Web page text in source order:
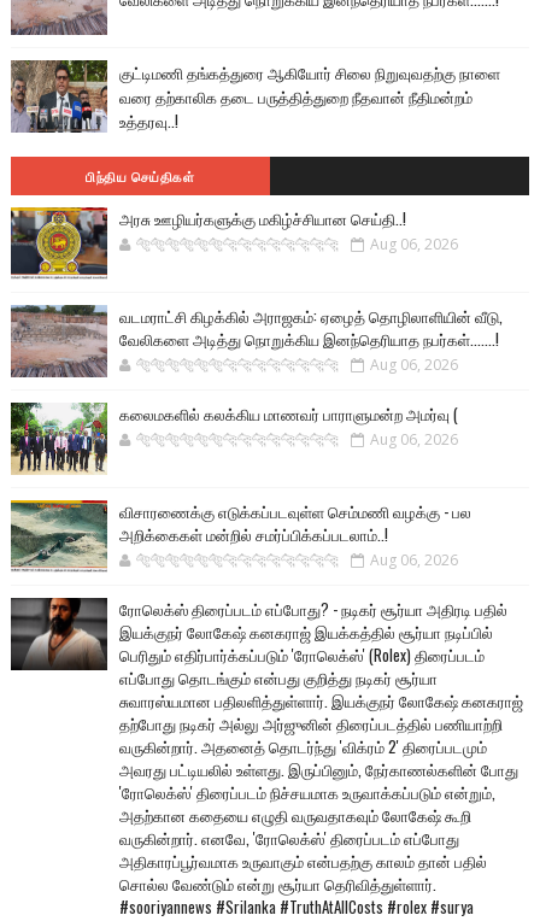
குட்டிமணி தங்கத்துரை ஆகியோர் சிலை நிறுவுவதற்கு நாளை
வரை தற்காலிக தடை பருத்தித்துறை நீதவான் நீதிமன்றம்
உத்தரவு..!
பிந்திய செய்திகள்
அரசு ஊழியர்களுக்கு மகிழ்ச்சியான செய்தி..!
🐅🐅🐅🐅🐅🐅🐆🐆🐆🐆🐆🐆🐆🐆 Aug 06, 2026
வடமராட்சி கிழக்கில் அராஜகம்: ஏழைத் தொழிலாளியின் வீடு,
வேலிகளை அடித்து நொறுக்கிய இனந்தெரியாத நபர்கள்.......!
🐅🐅🐅🐅🐅🐅🐆🐆🐆🐆🐆🐆🐆🐆 Aug 06, 2026
கலைமகளில் கலக்கிய மாணவர் பாராளுமன்ற அமர்வு (
🐅🐅🐅🐅🐅🐅🐆🐆🐆🐆🐆🐆🐆🐆 Aug 06, 2026
விசாரணைக்கு எடுக்கப்படவுள்ள செம்மணி வழக்கு - பல
அறிக்கைகள் மன்றில் சமர்ப்பிக்கப்படலாம்..!
🐅🐅🐅🐅🐅🐅🐆🐆🐆🐆🐆🐆🐆🐆 Aug 06, 2026
ரோலெக்ஸ் திரைப்படம் எப்போது? - நடிகர் சூர்யா அதிரடி பதில்
இயக்குநர் லோகேஷ் கனகராஜ் இயக்கத்தில் சூர்யா நடிப்பில்
பெரிதும் எதிர்பார்க்கப்படும் 'ரோலெக்ஸ்' (Rolex) திரைப்படம்
எப்போது தொடங்கும் என்பது குறித்து நடிகர் சூர்யா
சுவாரஸ்யமான பதிலளித்துள்ளார். இயக்குநர் லோகேஷ் கனகராஜ்
தற்போது நடிகர் அல்லு அர்ஜுனின் திரைப்படத்தில் பணியாற்றி
வருகின்றார். அதனைத் தொடர்ந்து 'விக்ரம் 2' திரைப்படமும்
அவரது பட்டியலில் உள்ளது. இருப்பினும், நேர்காணல்களின் போது
'ரோலெக்ஸ்' திரைப்படம் நிச்சயமாக உருவாக்கப்படும் என்றும்,
அதற்கான கதையை எழுதி வருவதாகவும் லோகேஷ் கூறி
வருகின்றார். எனவே, 'ரோலெக்ஸ்' திரைப்படம் எப்போது
அதிகாரப்பூர்வமாக உருவாகும் என்பதற்கு காலம் தான் பதில்
சொல்ல வேண்டும் என்று சூர்யா தெரிவித்துள்ளார்.
#sooriyannews #Srilanka #TruthAtAllCosts #rolex #surya